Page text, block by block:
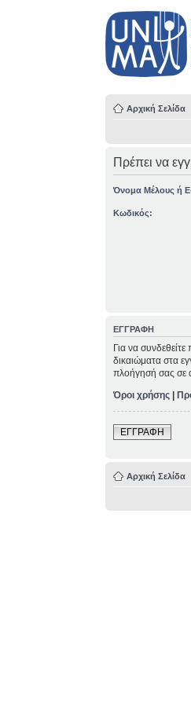
Αρχική Σελίδα
Πρέπει να
Όνομα Μέλους ή
Κωδικός:
ΕΓΓΡΑΦΗ
Για να
δικαιώματα στα
πλοήγησή σας σε
Όροι χρήσης |
ΕΓΓΡΑΦΗ
Αρχική Σελίδα